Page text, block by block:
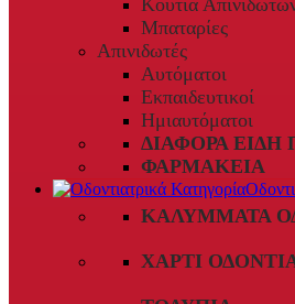
Κουτιά
Μπαταρίες
Απινιδωτές
Αυτόματοι
Εκπαιδευτικοί
Ημιαυτόματοι
ΔΙΆΦΟΡΑ
ΦΑΡΜΑΚΕΊΑ
ΚΑΛΎΜΜΑΤΑ
ΧΑΡΤΊ